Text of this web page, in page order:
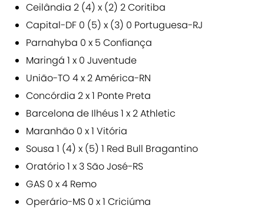
Ceilândia 2 (4) x (2) 2 Coritiba
Capital-DF 0 (5) x (3) 0 Portuguesa-RJ
Parnahyba 0 x 5 Confiança
Maringá 1 x 0 Juventude
União-TO 4 x 2 América-RN
Concórdia 2 x 1 Ponte Preta
Barcelona de Ilhéus 1 x 2 Athletic
Maranhão 0 x 1 Vitória
Sousa 1 (4) x (5) 1 Red Bull Bragantino
Oratório 1 x 3 São José-RS
GAS 0 x 4 Remo
Operário-MS 0 x 1 Criciúma